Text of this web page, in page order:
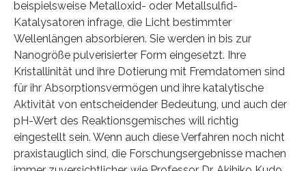
beispielsweise Metalloxid- oder Metallsulfid-
Katalysatoren infrage, die Licht bestimmter
Wellenlängen absorbieren. Sie werden in bis zur
Nanogröße pulverisierter Form eingesetzt. Ihre
Kristallinität und ihre Dotierung mit Fremdatomen sind
für ihr Absorptionsvermögen und ihre katalytische
Aktivität von entscheidender Bedeutung, und auch der
pH-Wert des Reaktionsgemisches will richtig
eingestellt sein. Wenn auch diese Verfahren noch nicht
praxistauglich sind, die Forschungsergebnisse machen